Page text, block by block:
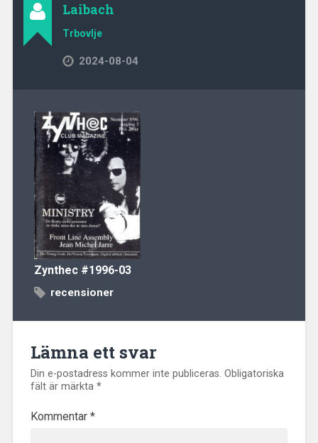
Laibach
Trbovlje
2024-08-04
Zynthec #1996-03
recensioner
Lämna ett svar
Din e-postadress kommer inte publiceras. Obligatoriska
fält är märkta *
Kommentar *